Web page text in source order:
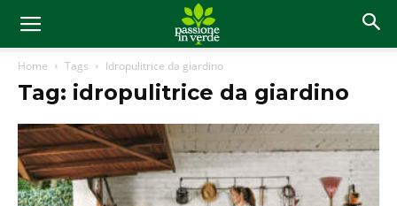
Home Tags Idropulitrice da giardino
Tag: idropulitrice da giardino